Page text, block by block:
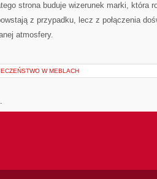
strona buduje wizerunek marki, która
z przypadku, lecz z połączenia
atmosfery.
W MEBLACH